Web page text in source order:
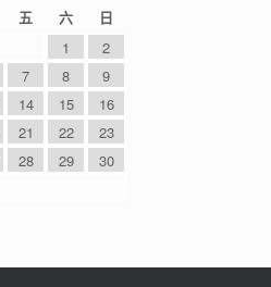
五 六
日
1
2
7 8
9
14 15
16
21 22
23
28 29
30